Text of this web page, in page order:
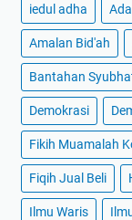
iedul adha
Amalan Bid'ah
Bantahan
Demokrasi
Fikih Muamalah
Fiqih Jual Beli
Ilmu Waris